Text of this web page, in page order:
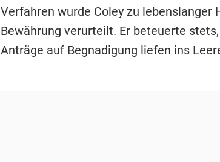
Verfahren wurde Coley zu lebenslanger
Bewährung verurteilt. Er beteuerte
Anträge auf Begnadigung liefen ins